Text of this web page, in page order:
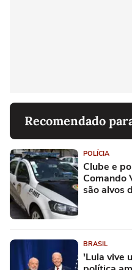
Recomendado
POLÍCIA
Clube e
Comando
são alvos
BRASIL
'Lula vive